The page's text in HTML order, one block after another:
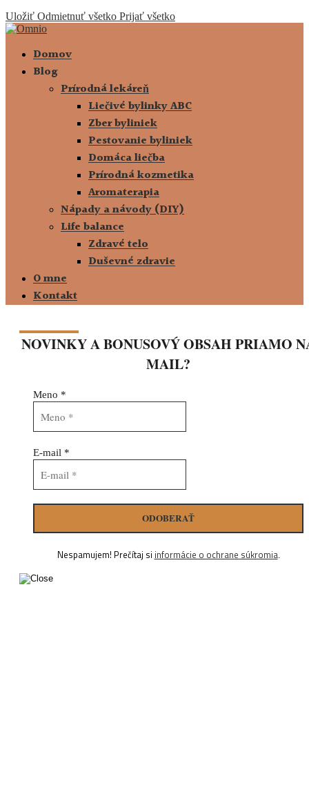
Uložiť Odmietnuť všetko Prijať všetko
Domov
Blog
Prírodná lekáreň
Liečivé bylinky ABC
Zber byliniek
Pestovanie byliniek
Domáca liečba
Prírodná kozmetika
Aromaterapia
Nápady a návody (DIY)
Life balance
Zdravé telo
Duševné zdravie
O mne
Kontakt
NOVINKY A BONUSOVÝ OBSAH PRIAMO
MAIL?
Meno *
E-mail *
Nespamujem! Prečítaj si informácie o ochrane súkromia.